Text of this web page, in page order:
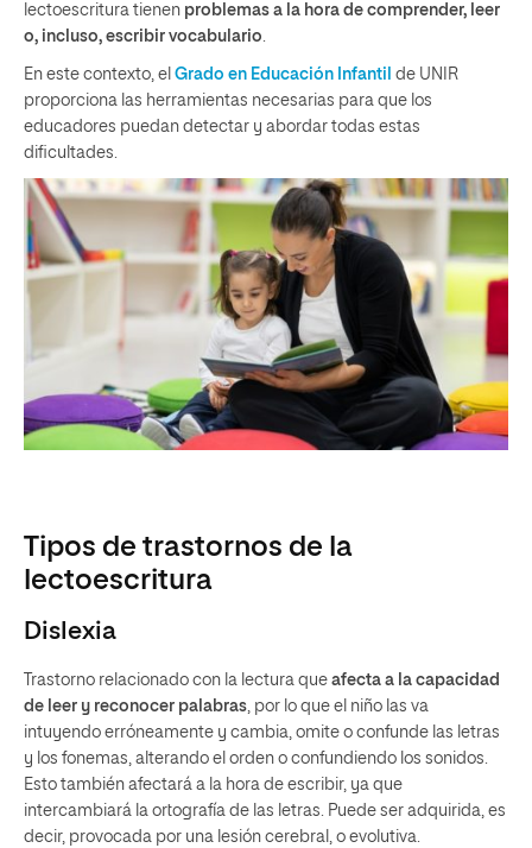
lectoescritura tienen problemas a la hora de comprender, leer
o, incluso, escribir vocabulario
En este contexto, el Grado en Educación Infantil de UNIR
proporciona las herramientas necesarias para que los
educadores puedan detectar y abordar todas estas
dificultades.
Tipos de trastornos de la
lectoescritura
Dislexia
Trastorno relacionado con la lectura que afecta a la capacidad
de leer y reconocer palabras, por lo que el niño las va
intuyendo erróneamente y cambia, omite o confunde las letras
y los fonemas, alterando el orden o confundiendo los sonidos.
Esto también afectará a la hora de escribir, ya que
intercambiará la ortografía de las letras. Puede ser adquirida, es
decir, provocada por una lesión cerebral, o evolutiva.